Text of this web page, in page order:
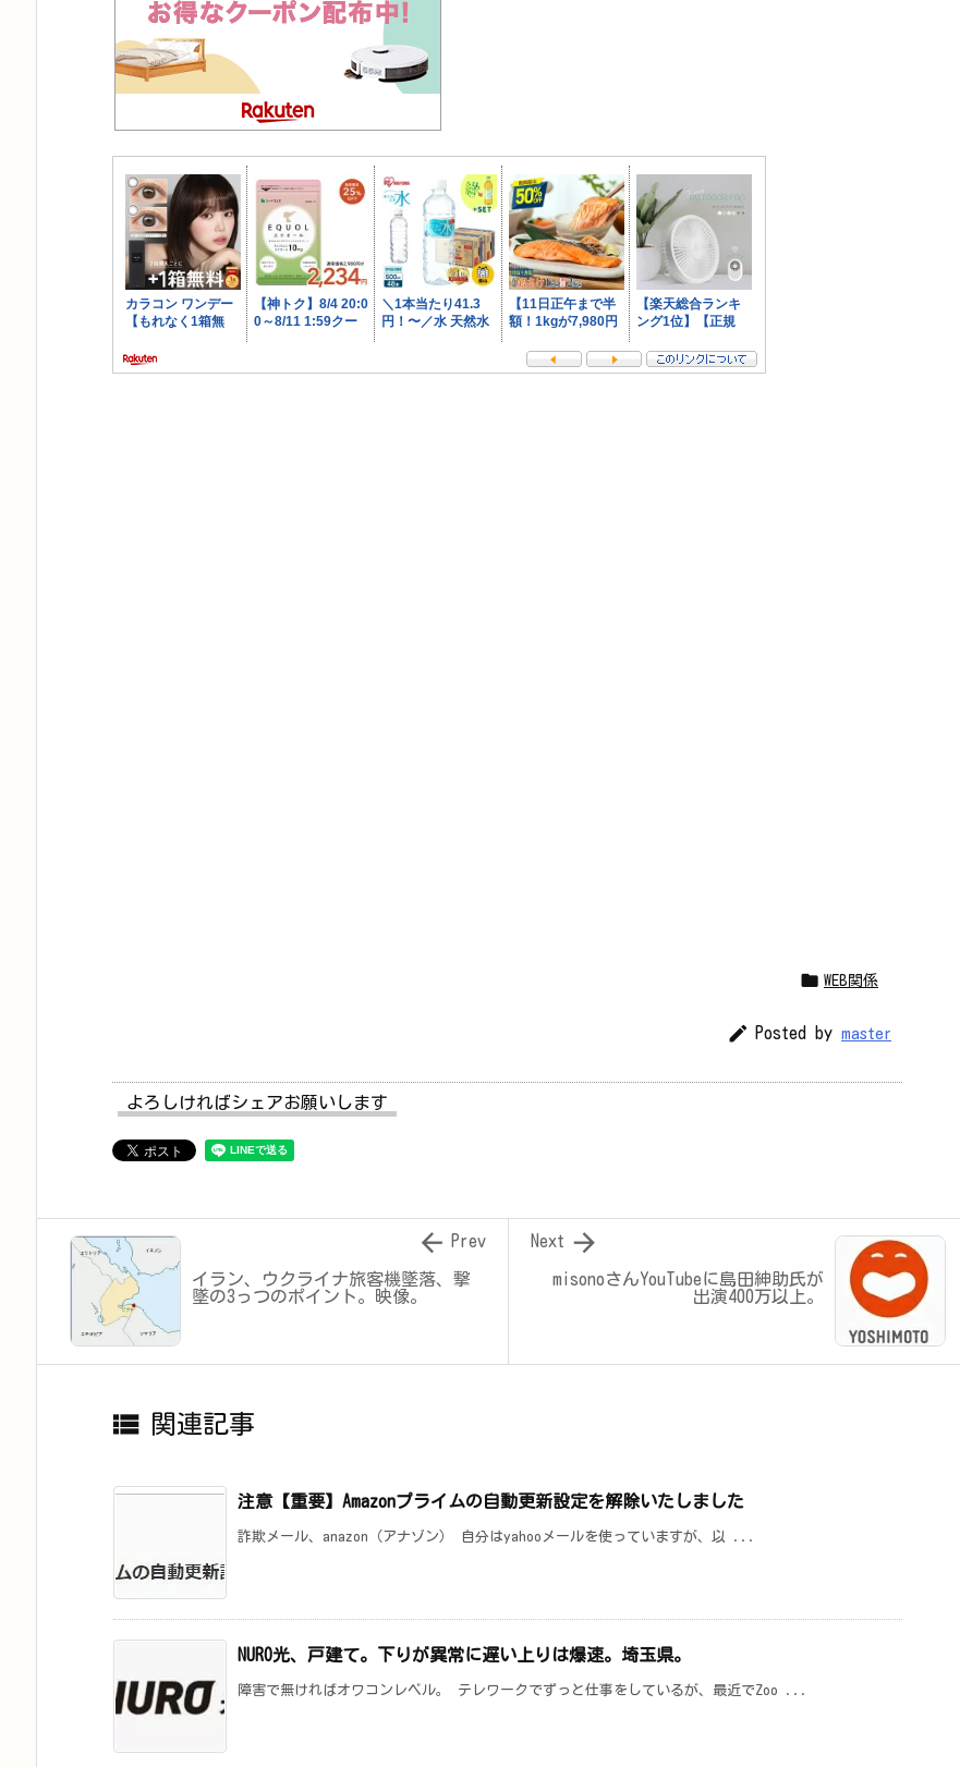
 WEB関係
 Posted by master
よろしければシェアお願いします
misonoさんYouTubeに島田紳助氏が
出演400万以上。

Next
イラン、ウクライナ旅客機墜落、撃
墜の3っつのポイント。映像。
 Prev
 関連記事
注意【重要】Amazonプライムの自動更新設定を解除いたしました
詐欺メール、anazon（アナゾン） 自分はyahooメールを使っていますが、以 ...
NURO光、戸建て。下りが異常に遅い上りは爆速。埼玉県。
障害で無ければオワコンレベル。 テレワークでずっと仕事をしているが、最近でZoo ...